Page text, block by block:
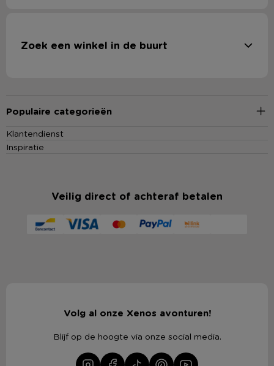
Zoek een winkel in de buurt
Populaire categorieën
Klantendienst
Inspiratie
Veilig direct of achteraf betalen
Volg al onze Xenos avonturen!
Blijf op de hoogte via onze social media.